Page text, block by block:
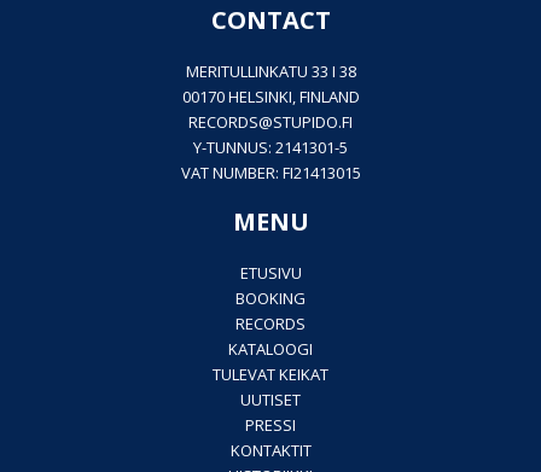
CONTACT
MERITULLINKATU 33 I 38
00170 HELSINKI, FINLAND
RECORDS@STUPIDO.FI
Y-TUNNUS: 2141301-5
VAT NUMBER: FI21413015
MENU
ETUSIVU
BOOKING
RECORDS
KATALOOGI
TULEVAT KEIKAT
UUTISET
PRESSI
KONTAKTIT